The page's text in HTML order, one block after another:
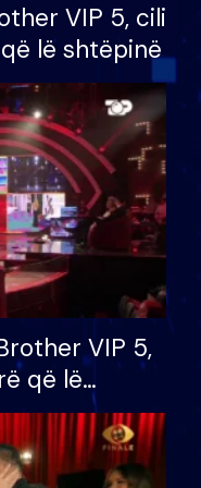
VIP 5, cili
lë shtëpinë
VIP 5,
që lë
për